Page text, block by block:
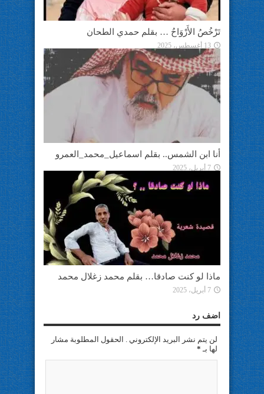
تَرْخُصُ الأَرْوَاحُ … بقلم حمدي الطحان
13 أغسطس، 2025
أنا ابن الشمس.. بقلم اسماعيل_محمد_العمرو
7 أبريل، 2025
ماذا لو كنت صادقا… بقلم محمد زغلال محمد
7 أبريل، 2025
اضف رد
لن يتم نشر البريد الإلكتروني . الحقول المطلوبة مشار
لها بـ *